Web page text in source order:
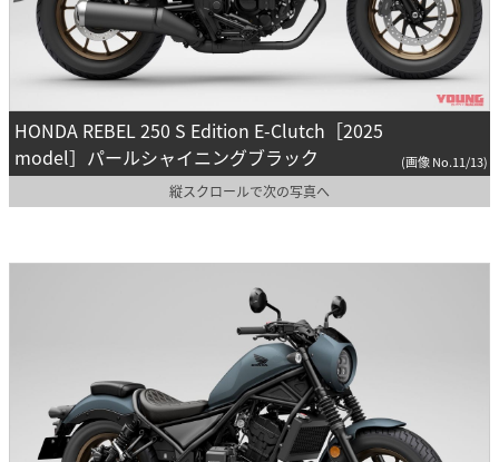
HONDA REBEL 250 S Edition E-Clutch［2025
model］パールシャイニングブラック
(画像 No.11/13)
縦スクロールで次の写真へ